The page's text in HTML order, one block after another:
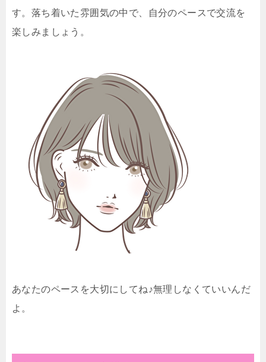
す。落ち着いた雰囲気の中で、自分のペースで交流を
楽しみましょう。
あなたのペースを大切にしてね♪無理しなくていいんだ
よ。